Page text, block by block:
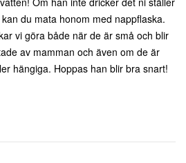
du mata honom med nappflaska.
vi göra både när de är små och blir
av mamman och även om de är
hängiga. Hoppas han blir bra snart!